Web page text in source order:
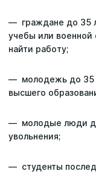
— граждане до 35
учебы или военной
найти работу;
— молодежь до 35
высшего
— молодые люди
увольнения;
— студенты